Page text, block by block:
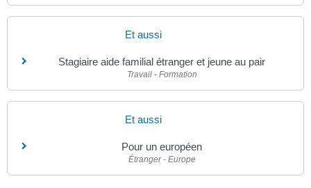
Et aussi
Stagiaire aide familial étranger et jeune au pair
Travail - Formation
Et aussi
Pour un européen
Étranger - Europe